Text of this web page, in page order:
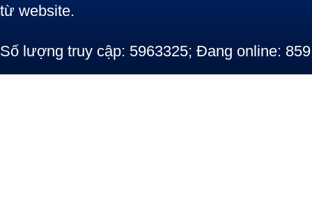
từ website.
Số lượng truy cập: 5963325; Đang online: 859